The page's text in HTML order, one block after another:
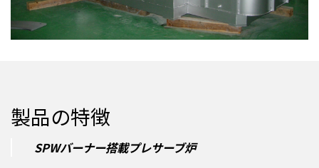
製品の特徴
SPWバーナー搭載プレサーブ炉